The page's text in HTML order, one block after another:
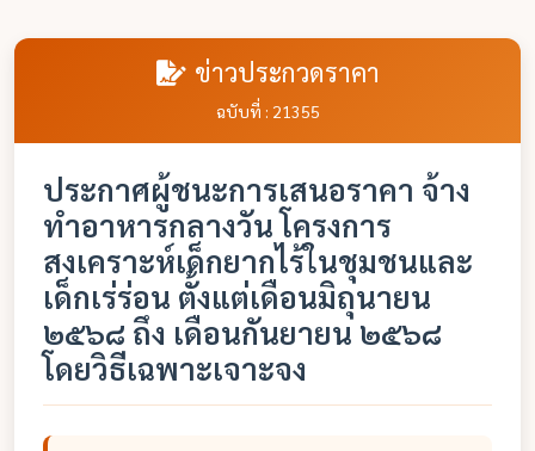
ข่าวประกวดราคา
ฉบับที่ : 21355
ประกาศผู้ชนะการเสนอราคา จ้าง
ทำอาหารกลางวัน โครงการ
สงเคราะห์เด็กยากไร้ในชุมชนและ
เด็กเร่ร่อน ตั้งแต่เดือนมิถุนายน
๒๕๖๘ ถึง เดือนกันยายน ๒๕๖๘
โดยวิธีเฉพาะเจาะจง